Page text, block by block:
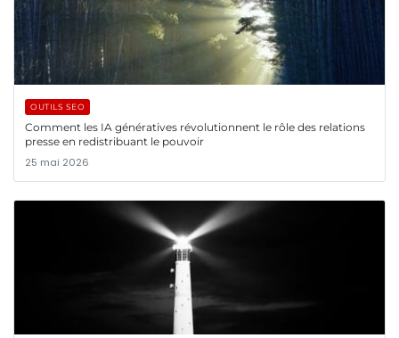
OUTILS SEO
Comment les IA génératives révolutionnent le rôle des relations
presse en redistribuant le pouvoir
25 mai 2026